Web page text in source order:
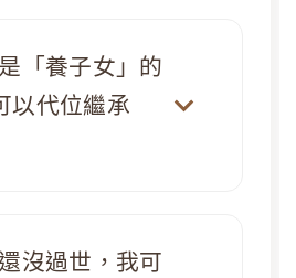
「養子女」的
以代位繼承
沒過世，我可